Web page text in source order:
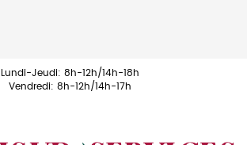
Lundi-Jeudi: 8h-12h/14h-18h
Vendredi: 8h-12h/14h-17h